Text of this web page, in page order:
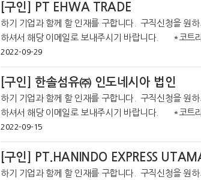
[구인] PT EHWA TRADE
하기 기업과 함께 할 인재를 구합니다. 구직신청을 원
하셔서 해당 이메일로 보내주시기 바랍니다. *코트라 자카르타 K-Move 센터는 온라
인 커뮤니티를 통해 더 많은 취업정보를 제공하고 있
otraj
2022-09-29
[구인] 한솔섬유㈜ 인도네시아 법인
하기 기업과 함께 할 인재를 구합니다. 구직신청을 원
하셔서 해당 이메일로 보내주시기 바랍니다. *코트라 자카르타 K-Move 센터는 온라
인 커뮤니티를 통해 더 많은 취업정보를 제공하고 있
otrajak
2022-09-15
[구인] PT.HANINDO EXPRESS
하기 기업과 함께 할 인재를 구합니다. 구직신청을 원